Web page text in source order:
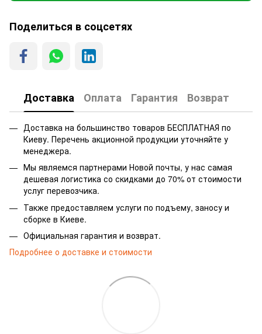
Поделиться в соцсетях
Доставка Оплата Гарантия Возврат
Доставка на большинство товаров БЕСПЛАТНАЯ по
Киеву. Перечень акционной продукции уточняйте у
менеджера.
Мы являемся партнерами Новой почты, у нас самая
дешевая логистика со скидками до 70% от стоимости
услуг перевозчика.
Также предоставляем услуги по подъему, заносу и
сборке в Киеве.
Официальная гарантия и возврат.
Подробнее о доставке и стоимости